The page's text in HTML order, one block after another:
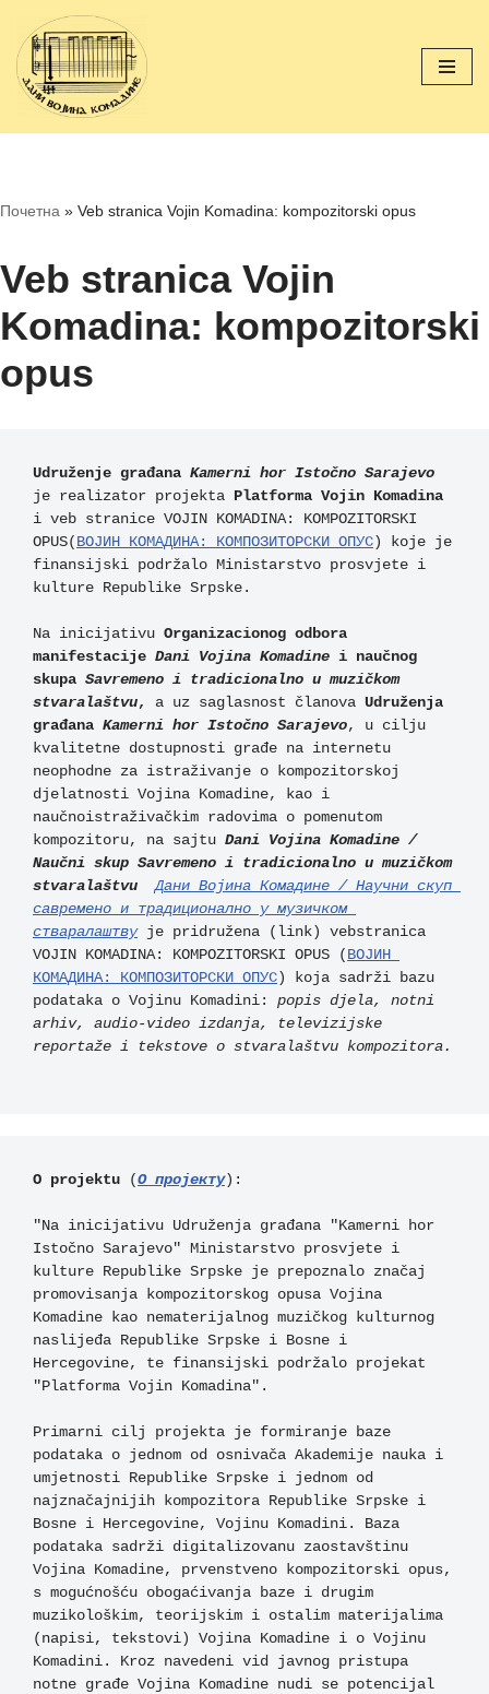
Скочи
на
садржај
Почетна » Veb stranica Vojin Komadina: kompozitorski opus
Veb stranica Vojin
Komadina: kompozitorski
opus
Udruženje građana Kamerni hor Istočno Sarajevo
je realizator projekta Platforma Vojin Komadina
i veb stranice VOJIN KOMADINA: KOMPOZITORSKI
OPUS( ВОЈИН КОМАДИНА: КОМПОЗИТОРСКИ ОПУС ) koje je
finansijski podržalo Ministarstvo prosvjete i
kulture Republike Srpske.
Na inicijativu Organizacionog odbora
manifestacije Dani Vojina Komadine i naučnog
skupa Savremeno i tradicionalno u muzičkom
stvaralaštvu, a uz saglasnost članova Udruženja
građana Kamerni hor Istočno Sarajevo, u cilju
kvalitetne dostupnosti građe na internetu
neophodne za istraživanje o kompozitorskoj
djelatnosti Vojina Komadine, kao i
naučnoistraživačkim radovima o pomenutom
kompozitoru, na sajtu Dani Vojina Komadine /
Naučni skup Savremeno i tradicionalno u muzičkom
stvaralaštvu
Дани Војина Комадине / Научни скуп
савремено и традиционално у музичком
стваралаштву je pridružena (link) vebstranica
VOJIN KOMADINA: KOMPOZITORSKI OPUS ( ВОЈИН
КОМАДИНА: КОМПОЗИТОРСКИ ОПУС ) koja sadrži bazu
podataka o Vojinu Komadini: popis djela, notni
arhiv, audio-video izdanja, televizijske
reportaže i tekstove o stvaralaštvu kompozitora.
O projektu ( О пројекту):
"Na inicijativu Udruženja građana "Kamerni hor
Istočno Sarajevo" Ministarstvo prosvjete i
kulture Republike Srpske je prepoznalo značaj
promovisanja kompozitorskog opusa Vojina
Komadine kao nematerijalnog muzičkog kulturnog
naslijeđa Republike Srpske i Bosne i
Hercegovine, te finansijski podržalo projekat
"Platforma Vojin Komadina".
Primarni cilj projekta je formiranje baze
podataka o jednom od osnivača Akademije nauka i
umjetnosti Republike Srpske i jednom od
najznačajnijih kompozitora Republike Srpske i
Bosne i Hercegovine, Vojinu Komadini. Baza
podataka sadrži digitalizovanu zaostavštinu
Vojina Komadine, prvenstveno kompozitorski opus,
s mogućnošću obogaćivanja baze i drugim
muzikološkim, teorijskim i ostalim materijalima
(napisi, tekstovi) Vojina Komadine i o Vojinu
Komadini. Kroz navedeni vid javnog pristupa
notne građe Vojina Komadine nudi se potencijal